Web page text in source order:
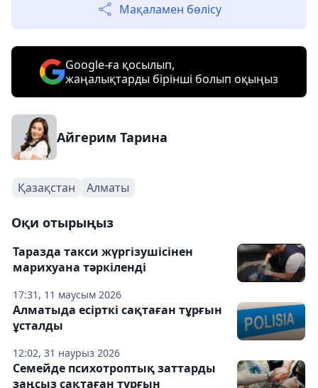
Мақаламен бөлісу
Google-ға қосылып,
жаңалықтарды бірінші болып оқыңыз
Айгерим Тарина
Қазақстан Алматы
Оқи отырыңыз
17:31, 11 маусым 2026
Таразда такси жүргізушісінен
марихуана тәркіленді
12:02, 31 наурыз 2026
Алматыда есірткі сақтаған тұрғын
ұсталды
Семейде психотроптық заттарды
заңсыз сақтаған тұрғын